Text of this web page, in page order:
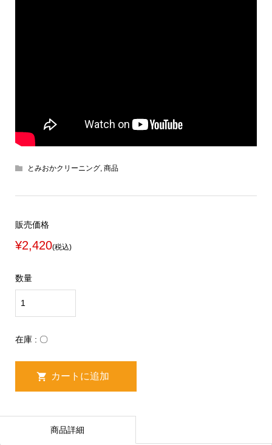
とみおかクリーニング, 商品
販売価格
¥2,420(税込)
数量
在庫 : 〇
商品詳細